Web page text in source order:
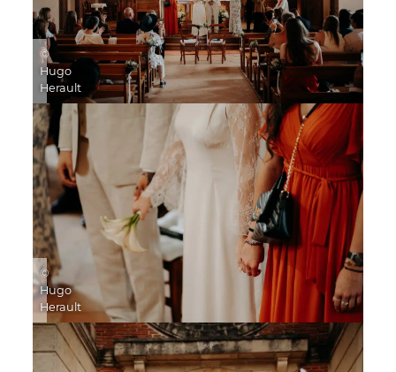
©
Hugo
Herault
©
Hugo
Herault